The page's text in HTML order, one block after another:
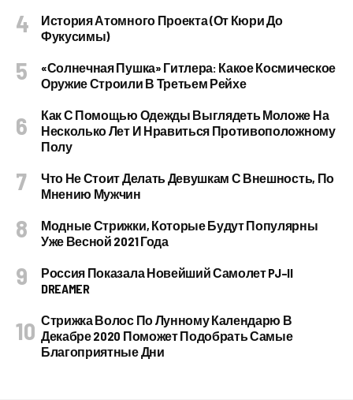
История Атомного Проекта (от Кюри До
Фукусимы)
«Солнечная Пушка» Гитлера: Какое Космическое
Оружие Строили В Третьем Рейхе
Как С Помощью Одежды Выглядеть Моложе На
Несколько Лет И Нравиться Противоположному
Полу
Что Не Стоит Делать Девушкам С Внешность, По
Мнению Мужчин
Модные Стрижки, Которые Будут Популярны
Уже Весной 2021 Года
Россия Показала Новейший Самолет PJ–II
DREAMER
Стрижка Волос По Лунному Календарю В
Декабре 2020 Поможет Подобрать Самые
Благоприятные Дни